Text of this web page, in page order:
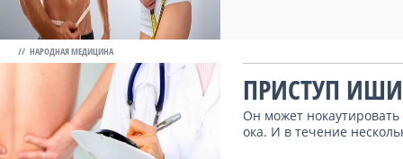
// НАРОДНАЯ МЕДИЦИНА
ПРИСТУП
Он может
ока. И в течение